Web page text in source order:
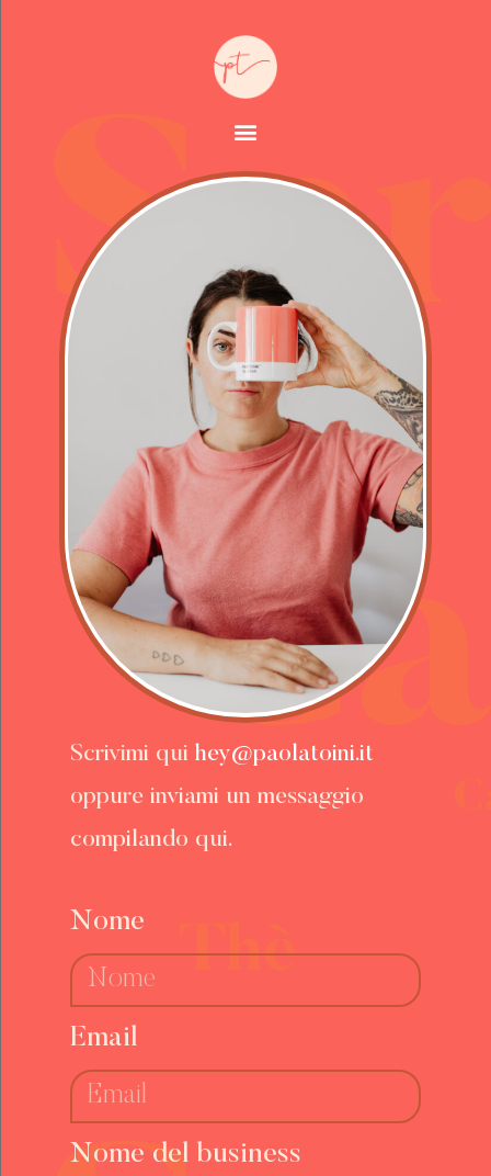
Scrivimi qui hey@paolatoini.it
oppure inviami un messaggio
compilando qui.
Nome
Email
Nome del business